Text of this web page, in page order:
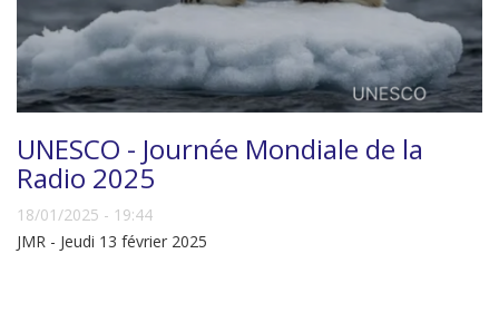
UNESCO - Journée Mondiale de la
Radio 2025
18/01/2025 - 19:44
JMR - Jeudi 13 février 2025